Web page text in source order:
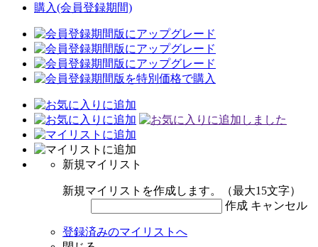
購入(会員登録期間)
新規マイリスト
新規マイリストを作成します。（最大15文字）
作成 キャンセル
登録済みのマイリストへ